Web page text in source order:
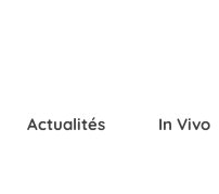
Actualités In Vivo